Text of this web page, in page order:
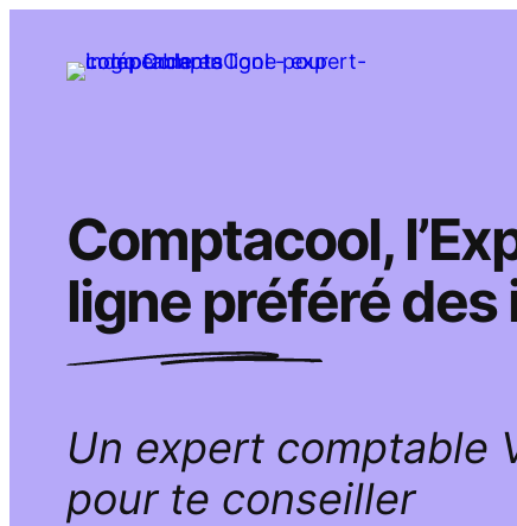
Comptacool,
ligne préféré
Un expert comptable
pour te conseiller